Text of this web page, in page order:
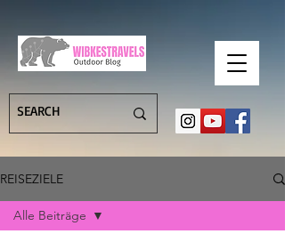
REISEZIELE
Alle Beiträge